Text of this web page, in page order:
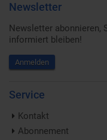
Newsletter
Newsletter abonnieren,
informiert bleiben!
Anmelden
Service
Kontakt
Abonnement